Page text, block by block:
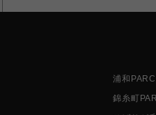
浦和
錦糸町